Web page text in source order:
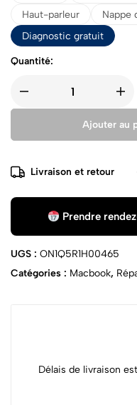
Haut-parleur
Nappe
Diagnostic gratuit
Quantité:
Ajouter au
Livraison et retour
Prendre
UGS : ON1Q5R1H00465
Catégories : Macbook,
Délais de livraison